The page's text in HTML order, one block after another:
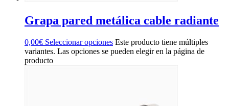
Grapa pared metálica cable radiante
0,00€ Seleccionar opciones Este producto tiene múltiples
variantes. Las opciones se pueden elegir en la página de
producto